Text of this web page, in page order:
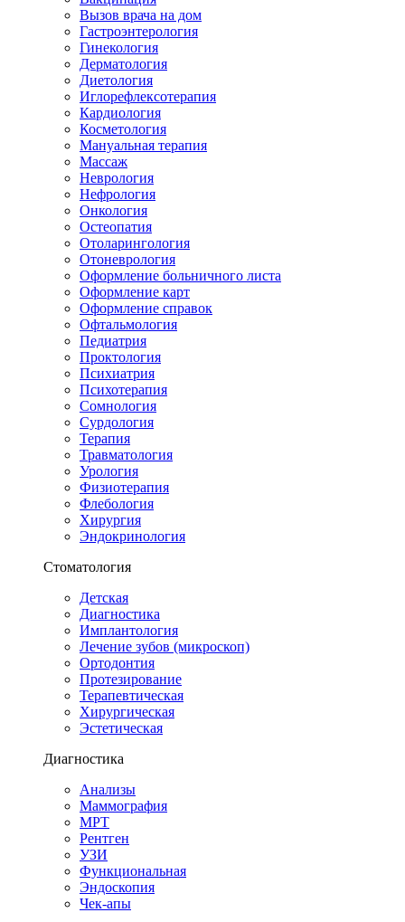
Вызов врача на дом
Гастроэнтерология
Гинекология
Дерматология
Диетология
Иглорефлексотерапия
Кардиология
Косметология
Мануальная терапия
Массаж
Неврология
Нефрология
Онкология
Остеопатия
Отоларингология
Отоневрология
Оформление больничного листа
Оформление карт
Оформление справок
Офтальмология
Педиатрия
Проктология
Психиатрия
Психотерапия
Сомнология
Сурдология
Терапия
Травматология
Урология
Физиотерапия
Флебология
Хирургия
Эндокринология
Стоматология
Детская
Диагностика
Имплантология
Лечение зубов (микроскоп)
Ортодонтия
Протезирование
Терапевтическая
Хирургическая
Эстетическая
Диагностика
Анализы
Маммография
МРТ
Рентген
УЗИ
Функциональная
Эндоскопия
Чек-апы